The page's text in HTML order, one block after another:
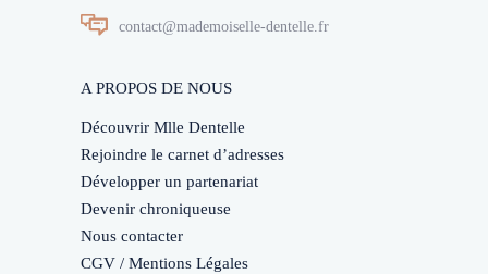
contact@mademoiselle-dentelle.fr
A PROPOS DE NOUS
Découvrir Mlle Dentelle
Rejoindre le carnet d’adresses
Développer un partenariat
Devenir chroniqueuse
Nous contacter
CGV / Mentions Légales